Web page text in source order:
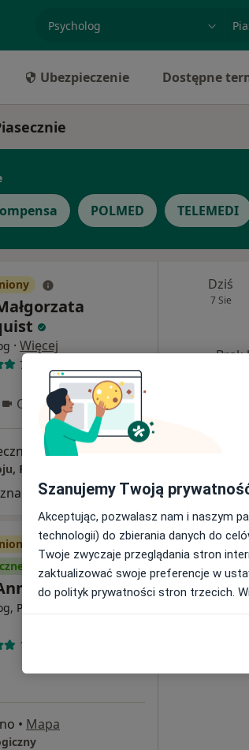
Ubezpieczenie Dostępne
POLMED TELEMEDI
· Więcej
7 opinii
Online 2
Mapa
230 zł
Dziś
7 Sie
Brak
płatności
Cendrowicz
Psychoterapeuta
11 opinii
• Mapa
Dziś
7 Sie
Szanujemy Twoją
Akceptując, pozwalasz nam i naszym
technologii) do zbierania danych do
Twoje zwyczaje przeglądania stron
zaktualizować swoje preferencje w
do polityk prywatności stron trzecich.